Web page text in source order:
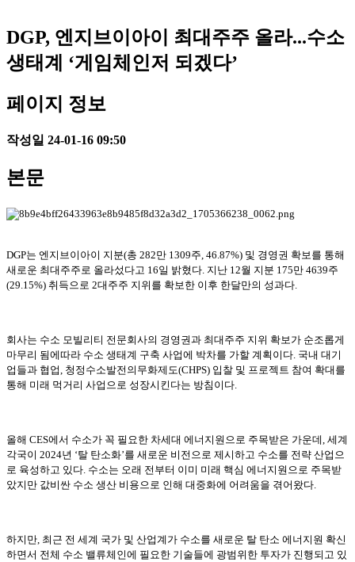
DGP, 엔지브이아이 최대주주 올라...수소
생태계 ‘게임체인저 되겠다’
페이지 정보
작성일 24-01-16 09:50
본문
DGP는 엔지브이아이 지분(총 282만 1309주, 46.87%) 및 경영권 확보를 통해
새로운 최대주주로 올라섰다고 16일 밝혔다. 지난 12월 지분 175만 4639주
(29.15%) 취득으로 2대주주 지위를 확보한 이후 한달만의 성과다.
회사는 수소 모빌리티 전문회사의 경영권과 최대주주 지위 확보가 순조롭게
마무리 됨에따라 수소 생태계 구축 사업에 박차를 가할 계획이다. 국내 대기
업들과 협업, 청정수소발전의무화제도(CHPS) 입찰 및 프로젝트 참여 확대를
통해 미래 먹거리 사업으로 성장시킨다는 방침이다.
올해 CES에서 수소가 꼭 필요한 차세대 에너지원으로 주목받은 가운데, 세계
각국이 2024년 ‘탈 탄소화’를 새로운 비전으로 제시하고 수소를 전략 산업으
로 육성하고 있다. 수소는 오래 전부터 이미 미래 핵심 에너지원으로 주목받
았지만 값비싼 수소 생산 비용으로 인해 대중화에 어려움을 겪어왔다.
하지만, 최근 전 세계 국가 및 산업계가 수소를 새로운 탈 탄소 에너지원 확신
하면서 전체 수소 밸류체인에 필요한 기술들에 광범위한 투자가 진행되고 있